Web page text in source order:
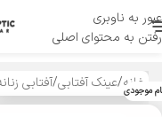
عبور به ناوبری
رفتن به محتوای اصلی
منو
خانه/عینک آفتابی/آفتابی موجودی